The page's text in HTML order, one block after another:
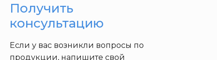
Если у вас возникли вопросы по
продукции, напишите свой
Получить
консультацию